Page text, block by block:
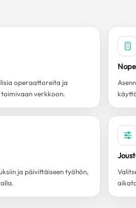
operaattoreita ja
verkkoon.
ja päivittäiseen työhön,